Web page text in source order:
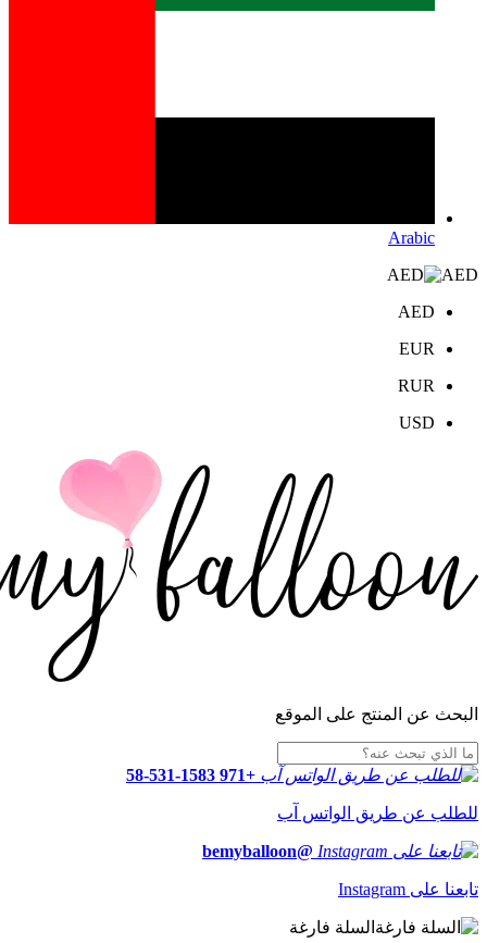
Arabic
AED
AED
EUR
RUR
USD
البحث عن المنتج على الموقع
+971 58-531-1583
للطلب عن طريق الواتس آب
@bemyballoon
تابعنا على Instagram
السلة فارغة